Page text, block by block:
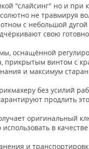
"слайсинг" но и при
не травмируя
с небольшой дугой
свою
оснащённой
винтом с
и максимум
без усилий
продлить
оригинальный
в
и